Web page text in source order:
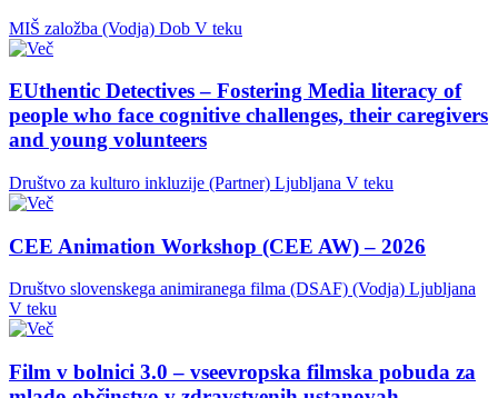
MIŠ založba (Vodja) Dob V teku
EUthentic Detectives – Fostering Media literacy of
people who face cognitive challenges, their caregivers
and young volunteers
Društvo za kulturo inkluzije (Partner) Ljubljana V teku
CEE Animation Workshop (CEE AW) – 2026
Društvo slovenskega animiranega filma (DSAF) (Vodja) Ljubljana
V teku
Film v bolnici 3.0 – vseevropska filmska pobuda za